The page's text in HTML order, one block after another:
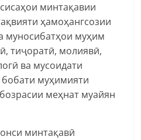
минтақавии
ҳамоҳангсозии
муносибатҳои муҳим
тиҷоратӣ, молиявӣ,
ва мусоидати
муҳимияти
меҳнат муайян
минтақавӣ